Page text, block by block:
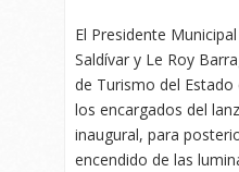
El Presidente
Saldívar y Le Roy
de Turismo del
los encargados del
inaugural, para
encendido de las